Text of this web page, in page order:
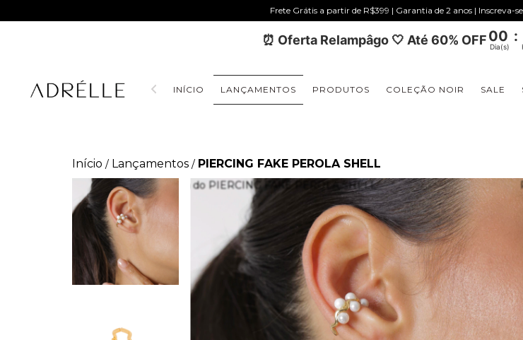
Frete Grátis a partir de R$399 | Garantia de 2 anos | Inscreva-
⏰ Oferta Relampâgo 🤍 Até 60% OFF00 :
Dia(s)
INÍCIO LANÇAMENTOS PRODUTOS COLEÇÃO NOIR SALE
Início / Lançamentos / PIERCING FAKE PEROLA SHELL